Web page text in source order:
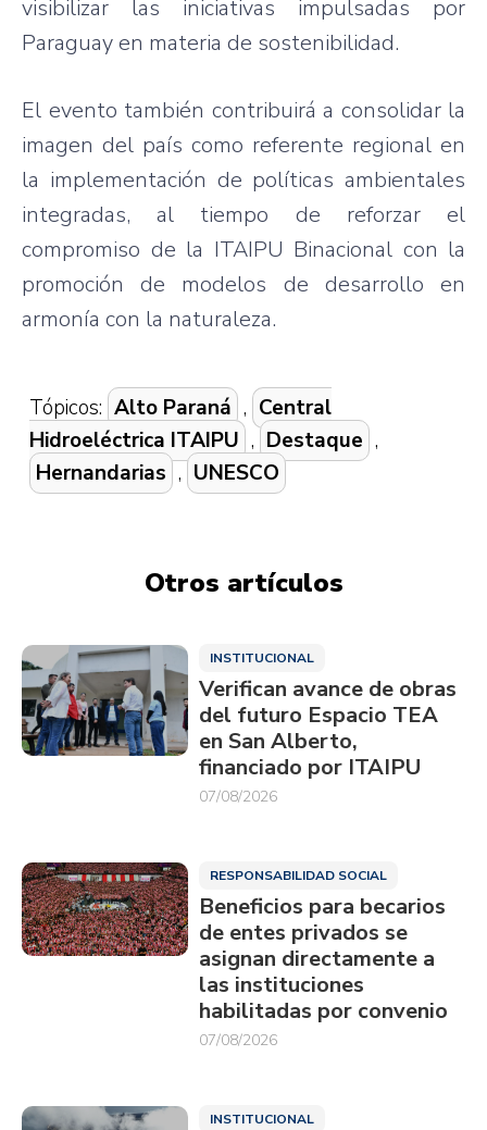
visibilizar las iniciativas impulsadas por
Paraguay en materia de sostenibilidad.
El evento también contribuirá a consolidar la
imagen del país como referente regional en
la implementación de políticas ambientales
integradas, al tiempo de reforzar el
compromiso de la ITAIPU Binacional con la
promoción de modelos de desarrollo en
armonía con la naturaleza.
Tópicos: Alto Paraná , Central
Hidroeléctrica ITAIPU , Destaque ,
Hernandarias , UNESCO
Otros artículos
INSTITUCIONAL
Verifican avance de obras
del futuro Espacio TEA
en San Alberto,
financiado por ITAIPU
07/08/2026
RESPONSABILIDAD SOCIAL
Beneficios para becarios
de entes privados se
asignan directamente a
las instituciones
habilitadas por convenio
07/08/2026
INSTITUCIONAL